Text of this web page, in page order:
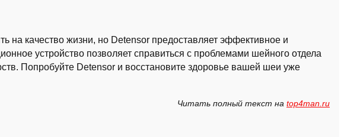
на качество жизни, но Detensor предоставляет эффективное и
устройство позволяет справиться с проблемами шейного отдела
Попробуйте Detensor и восстановите здоровье вашей шеи уже
Читать полный текст на top4man.ru